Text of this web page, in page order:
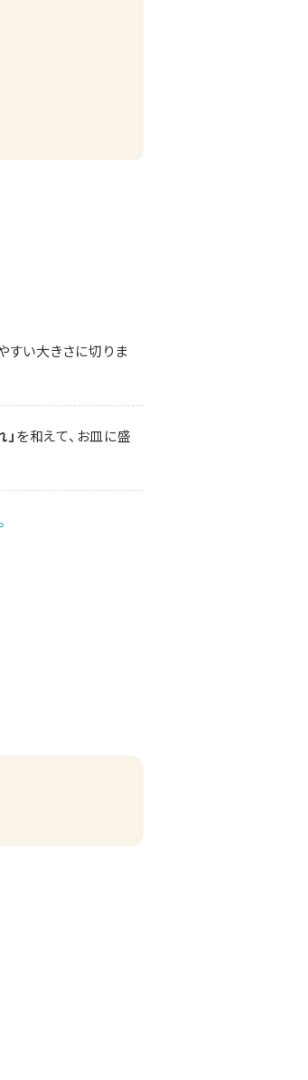
すい大きさに切りま
を和えて、お皿に盛